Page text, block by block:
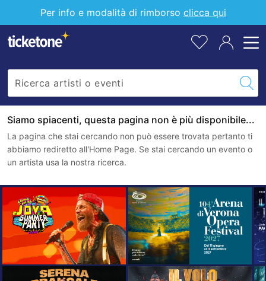
Per info e modalità di rimborso clicca qui
Siamo spiacenti, questa pagina non è più disponibile...
La pagina che stai cercando non può essere trovata pertanto ti
abbiamo rediretto all'Home Page. Se stai cercando un evento o
un artista usa la nostra ricerca.